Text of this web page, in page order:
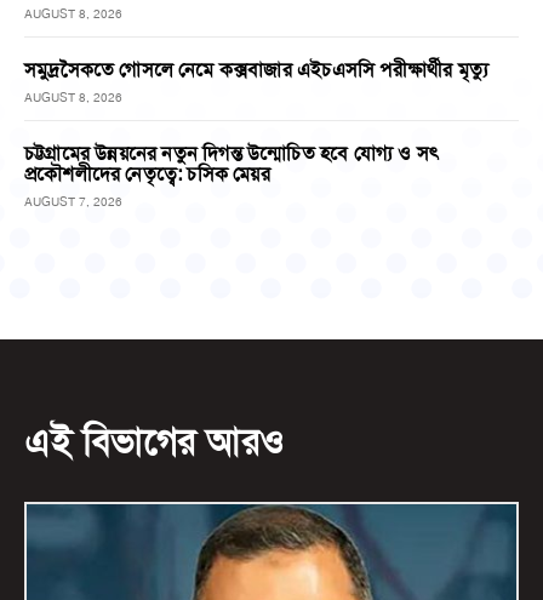
AUGUST 8, 2026
সমুদ্রসৈকতে গোসলে নেমে কক্সবাজার এইচএসসি পরীক্ষার্থীর মৃত্যু
AUGUST 8, 2026
চট্টগ্রামের উন্নয়নের নতুন দিগন্ত উন্মোচিত হবে যোগ্য ও সৎ
প্রকৌশলীদের নেতৃত্বে: চসিক মেয়র
AUGUST 7, 2026
এই বিভাগের আরও